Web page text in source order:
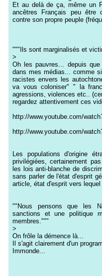
Et au delà de ça, même un
ancêtres Français peu être
contre son propre peuple
"""Ils sont marginalisés et
>
Oh les pauvres... depuis
dans mes médias... comme
racistes envers les
va vous coloniser" " la
agressions, violences etc..
regardez attentivement ces
http://www.youtube.com/
http://www.youtube.com/
Les populations d'origine
privilégiées, certainement
les lois anti-blanche de
sans parler de l'état d'esprit
article, état d'esprit vers
""Nous pensons que les
sanctions et une politique
membres."""
>
On frôle la démence là...
Il s'agit clairement d'un
Immonde...